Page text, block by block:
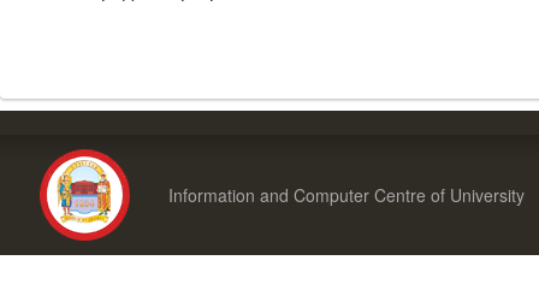
Information and Computer Centre of University